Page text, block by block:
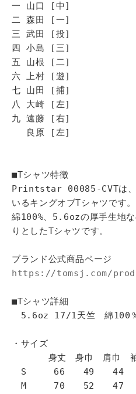
一 山口 [中]
二 森田 [一]
三 武田 [投]
四 小島 [三]
五 山根 [二]
六 上村 [遊]
七 山田 [捕]
八 大崎 [左]
九 遠藤 [右]
良原 [左]
■Tシャツ特徴
Printstar 00085-CVTは、
いるキングオブTシャツです。
綿100%、5.6ozの厚手生地
りとしたTシャツです。
ブランド公式商品ページ
https://tomsj.com/
■Tシャツ詳細
5.6oz 17/1天竺 綿100
・サイズ
身丈 身巾 肩巾 袖
S 66 49 44
M 70 52 47